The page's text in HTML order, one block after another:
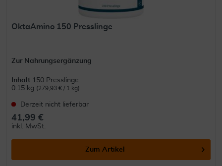
OktaAmino 150 Presslinge
Zur Nahrungsergänzung
Inhalt 150 Presslinge
0.15 kg (279,93 € / 1 kg)
Derzeit nicht lieferbar
41,99 €
inkl. MwSt.
Zum Artikel